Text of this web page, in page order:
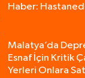
Haber:
Malatya’da
Esnaf İçin Kritik
Yerleri Onlara